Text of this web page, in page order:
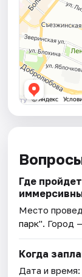
Где
Место
парк". Город
Когда
Дата и время: